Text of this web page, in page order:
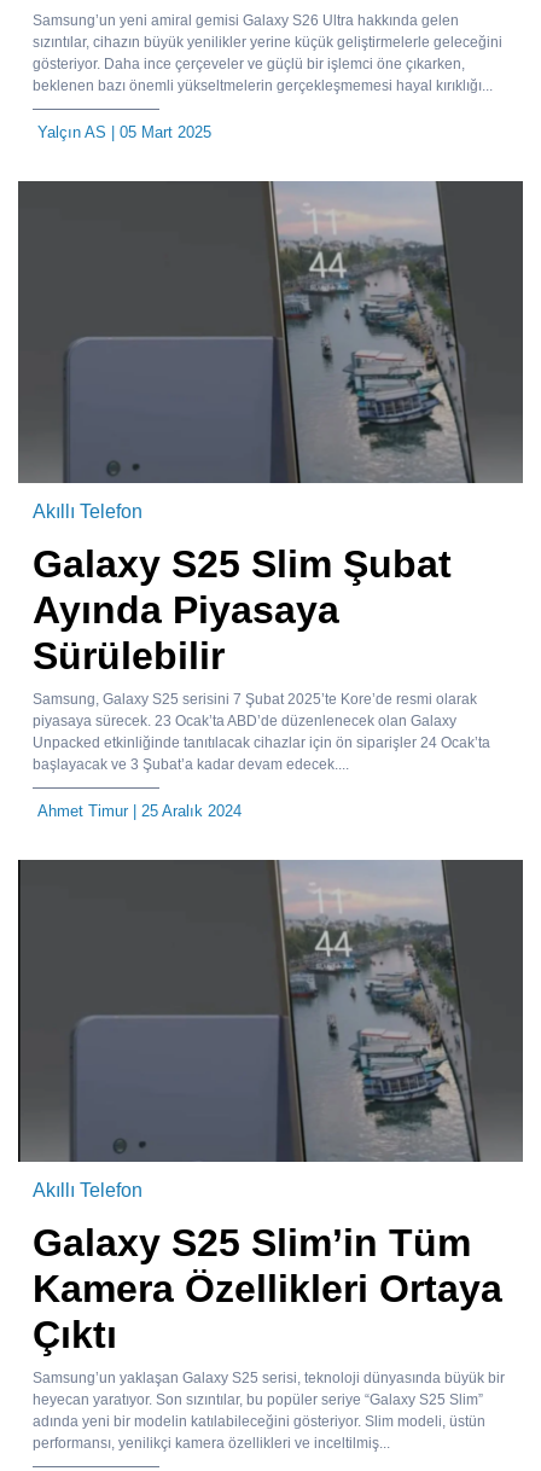
Samsung’un yeni amiral gemisi Galaxy S26 Ultra hakkında gelen
sızıntılar, cihazın büyük yenilikler yerine küçük geliştirmelerle geleceğini
gösteriyor. Daha ince çerçeveler ve güçlü bir işlemci öne çıkarken,
beklenen bazı önemli yükseltmelerin gerçekleşmemesi hayal kırıklığı...
Yalçın AS | 05 Mart 2025
Akıllı Telefon
Galaxy S25 Slim Şubat
Ayında Piyasaya
Sürülebilir
Samsung, Galaxy S25 serisini 7 Şubat 2025’te Kore’de resmi olarak
piyasaya sürecek. 23 Ocak’ta ABD’de düzenlenecek olan Galaxy
Unpacked etkinliğinde tanıtılacak cihazlar için ön siparişler 24 Ocak’ta
başlayacak ve 3 Şubat’a kadar devam edecek....
Ahmet Timur| 25 Aralık 2024
Akıllı Telefon
Galaxy S25 Slim’in Tüm
Kamera Özellikleri Ortaya
Çıktı
Samsung’un yaklaşan Galaxy S25 serisi, teknoloji dünyasında büyük bir
heyecan yaratıyor. Son sızıntılar, bu popüler seriye “Galaxy S25 Slim”
adında yeni bir modelin katılabileceğini gösteriyor. Slim modeli, üstün
performansı, yenilikçi kamera özellikleri ve inceltilmiş...